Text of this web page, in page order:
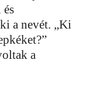
és
a nevét. „Ki
a